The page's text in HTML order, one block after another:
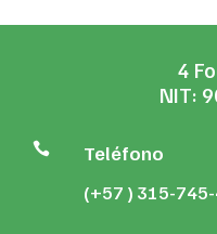
4
NIT:
 Teléfono
(+57 ) 315-